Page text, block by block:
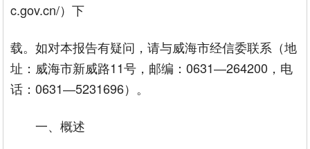
c.gov.cn/）下
载。如对本报告有疑问，请与威海市经信委联系（地
址：威海市新威路11号，邮编：0631―264200，电
话：0631―5231696）。
一、概述